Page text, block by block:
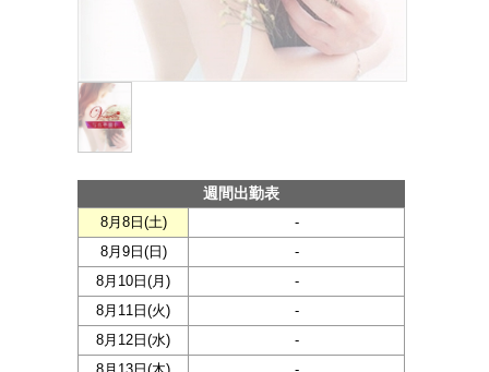
週間出勤表
8月8日(土)
-
8月9日(日 )
-
8月10日(月 )
-
8月11日(火)
-
8月12日(水)
-